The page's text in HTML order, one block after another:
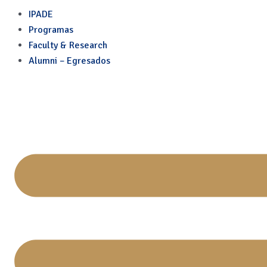
Capacitación
IPADE
Programas
Faculty & Research
Alumni – Egresados